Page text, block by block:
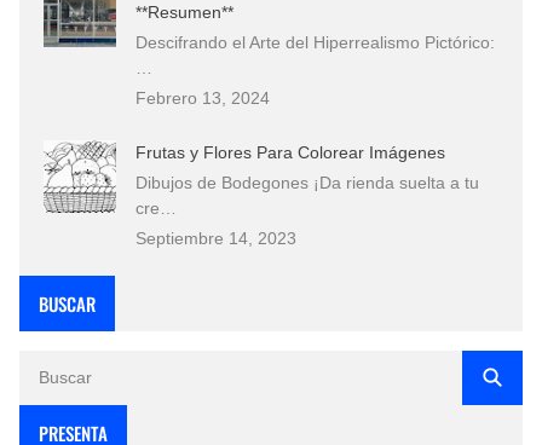
**Resumen**
Descifrando el Arte del Hiperrealismo Pictórico:
Febrero 13, 2024
Frutas y Flores Para Colorear Imágenes
Dibujos de Bodegones ¡Da rienda suelta a tu
cre…
Septiembre 14, 2023
BUSCAR
PRESENTA